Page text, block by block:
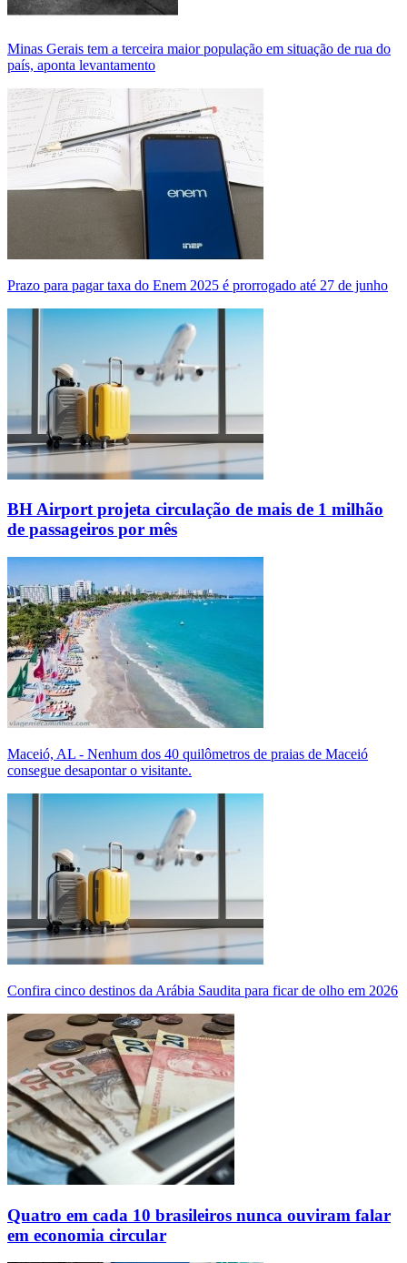
Minas Gerais tem a terceira maior população em situação de rua do
país, aponta levantamento
Prazo para pagar taxa do Enem 2025 é prorrogado até 27 de junho
BH Airport projeta circulação de mais de 1 milhão
de passageiros por mês
Maceió, AL - Nenhum dos 40 quilômetros de praias de Maceió
consegue desapontar o visitante.
Confira cinco destinos da Arábia Saudita para ficar de olho em 2026
Quatro em cada 10 brasileiros nunca ouviram falar
em economia circular